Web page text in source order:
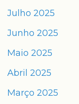
Julho 2025
Junho 2025
Maio 2025
Abril 2025
Março 2025